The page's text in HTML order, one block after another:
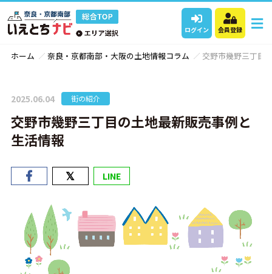
ログイン 会員登録
ホーム 奈良・京都南部・大阪の土地情報コラム 交野市幾野三丁目
2025.06.04 街の紹介
交野市幾野三丁目の土地最新販売事例と
生活情報
LINE